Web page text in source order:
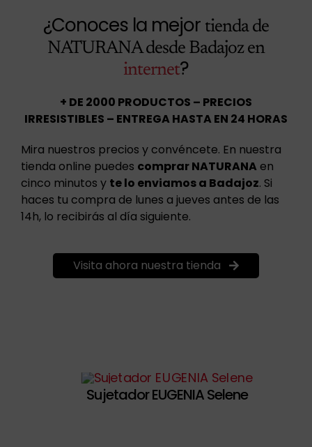
¿Conoces la mejor tienda de
NATURANA desde Badajoz en
internet?
+ DE 2000 PRODUCTOS – PRECIOS
IRRESISTIBLES – ENTREGA HASTA EN 24 HORAS
Mira nuestros precios y convéncete. En nuestra
tienda online puedes comprar NATURANAen
cinco minutos y te lo enviamos a Badajoz. Si
haces tu compra de lunes a jueves antes de las
14h, lo recibirás al día siguiente.
Visita ahora nuestra tienda
Sujetador EUGENIA Selene